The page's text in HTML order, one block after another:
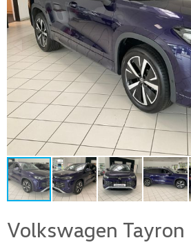
Volkswagen Tayron